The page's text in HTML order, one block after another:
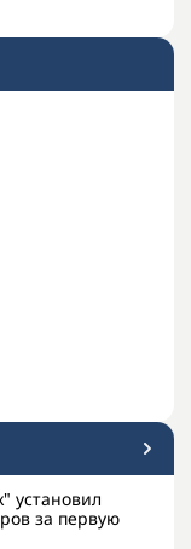
установил
за первую